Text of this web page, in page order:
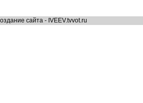
сайта - IVEEV.tvvot.ru